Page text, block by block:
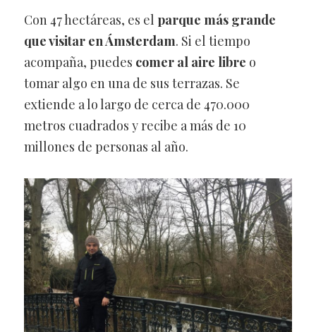
Con 47 hectáreas, es el parque más grande
que visitar en Ámsterdam. Si el tiempo
acompaña, puedes comer al aire libre o
tomar algo en una de sus terrazas. Se
extiende a lo largo de cerca de 470.000
metros cuadrados y recibe a más de 10
millones de personas al año.